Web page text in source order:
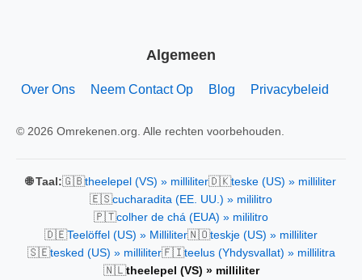
Algemeen
Over Ons Neem Contact Op Blog Privacybeleid
© 2026 Omrekenen.org. Alle rechten voorbehouden.
🌐 Taal:🇬🇧theelepel (VS) » milliliter🇩🇰teske (US) » milliliter
🇪🇸cucharadita (EE. UU.) » mililitro
🇵🇹colher de chá (EUA) » mililitro
🇩🇪Teelöffel (US) » Milliliter🇳🇴teskje (US) » milliliter
🇸🇪tesked (US) » milliliter🇫🇮teelus (Yhdysvallat) » millilitra
🇳🇱theelepel (VS) » milliliter